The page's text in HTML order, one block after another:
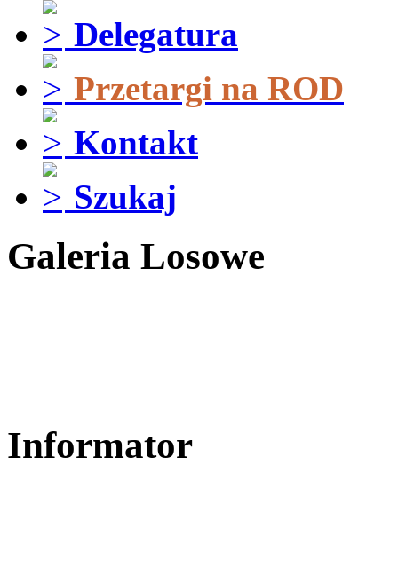
Delegatura
Przetargi na ROD
Kontakt
Szukaj
Galeria Losowe
Informator